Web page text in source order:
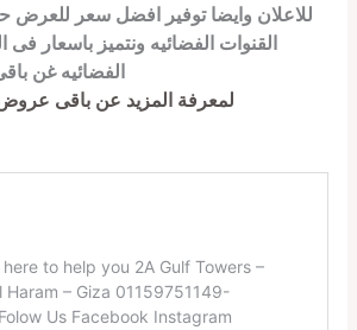
للاعلان وايضا توفير افضل سعر للعرض
القنوات الفضائيه ونتميز باسعار
الفضائيه غن
لمعرفة المزيد عن باقى